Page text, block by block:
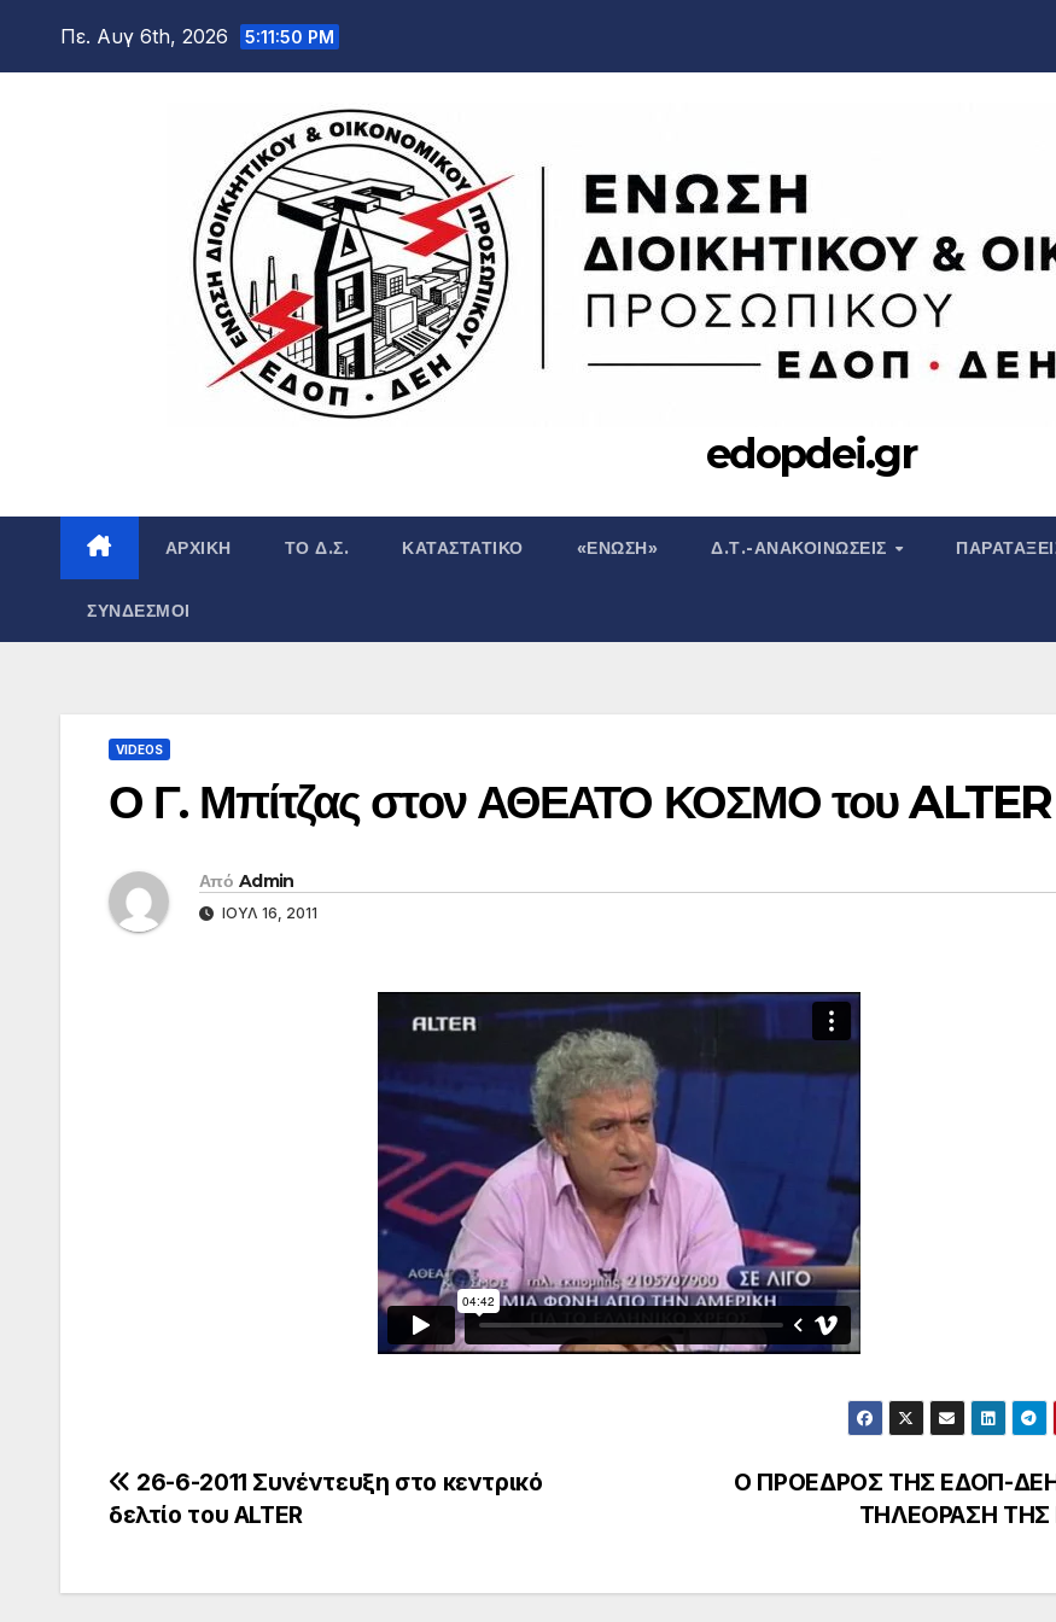
Πε. Αυγ 6th, 2026 5:11:51 PM
edopdei.gr
ΑΡΧΙΚΉ ΤΟ Δ.Σ. ΚΑΤΑΣΤΑΤΙΚΌ «ΕΝΩΣΗ» Δ.Τ.-ΑΝΑΚΟΙΝΏΣΕΙΣ
ΣΎΝΔΕΣΜΟΙ
VIDEOS
Ο Γ. Μπίτζας στον ΑΘΕΑΤΟ ΚΟΣΜΟ του ALTER
Από Admin
ΙΟΎΛ 16, 2011
Πλοήγηση
Ο ΠΡΟΕΔΡΟΣ ΤΗΣ ΕΔΟΠ-
ΤΗΛΕΟΡΑΣΗ ΤΗΣ
26-6-2011 Συνέντευξη στο κεντρικό
δελτίο του ALTER